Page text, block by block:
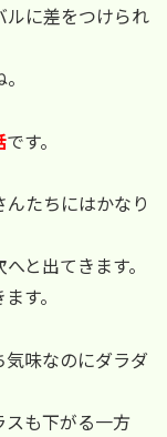
ルに差をつけられ
です。
たちにはかなり
と出てきます。
す。
気味なのにダラダ
スも下がる一方